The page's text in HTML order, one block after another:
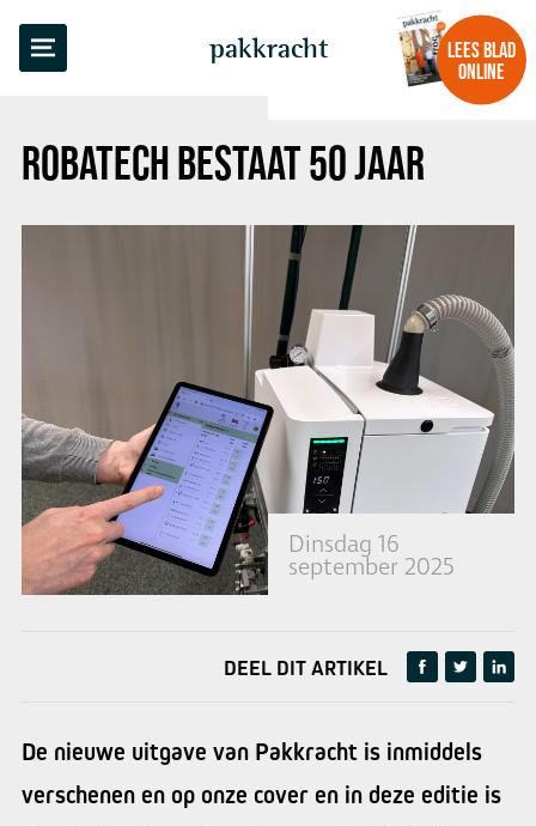
pakkracht
LEES BLAD
ONLINE
ROBATECH BESTAAT 50 JAAR
Dinsdag 16
september 2025
TERUG NAAR OVERZICHT
DEEL DIT ARTIKEL
De nieuwe uitgave van Pakkracht is inmiddels
verschenen en op onze cover en in deze editie is